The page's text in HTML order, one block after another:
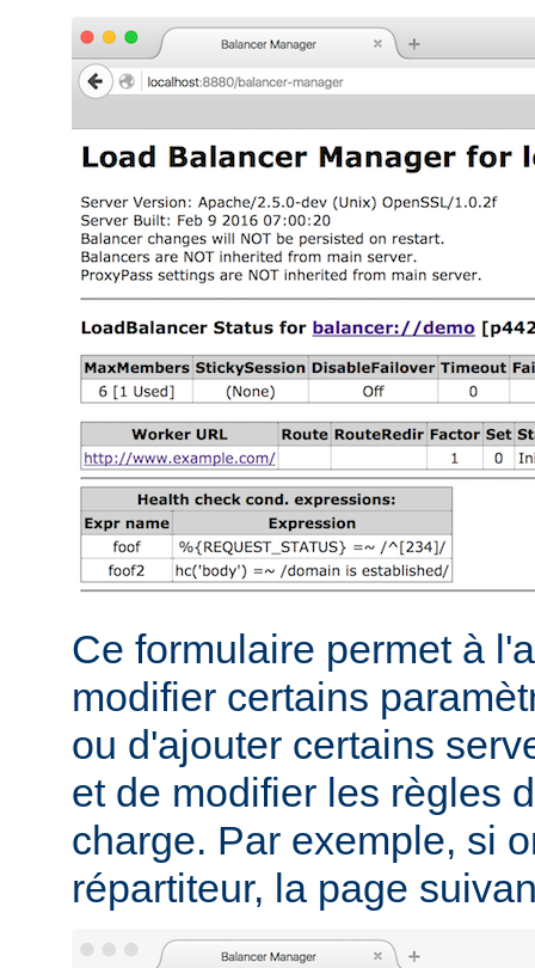
Ce formulaire permet à
modifier certains
ou d'ajouter certains
et de modifier les règles
charge. Par exemple, si
répartiteur, la page